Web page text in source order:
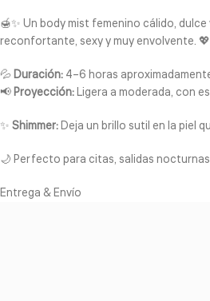
🍯✨ Un body mist femenino cálido,
reconfortante, sexy y muy envolvente.
💦 Duración: 4–6 horas
📢Proyección:Ligera a moderada, con
✨ Shimmer:Deja un brillo sutil en la piel
🌙 Perfecto para citas, salidas
Entrega & Envío